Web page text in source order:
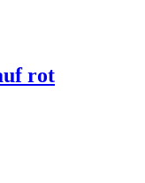
rot